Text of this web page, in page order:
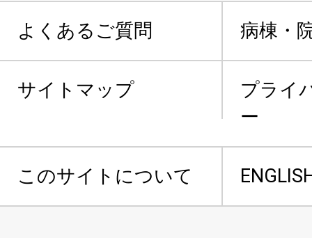
よくあるご質問 病棟・
サイトマップ
プライ
ー
このサイトについて